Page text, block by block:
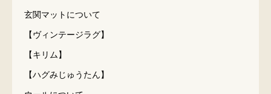
玄関マットについて
【ヴィンテージラグ】
【キリム】
【ハグみじゅうたん】